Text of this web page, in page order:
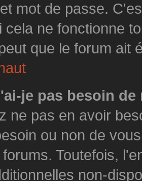
mot de passe.
cela ne fonctionne
que le forum ait
je pas besoin
ne pas en avoir
ou non de
Toutefois,
non-